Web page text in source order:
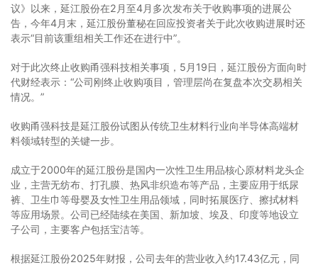
议》以来，延江股份在2月至4月多次发布关于收购事项的进展公
告，今年4月末，延江股份董秘在回应投资者关于此次收购进展时还
表示“目前该重组相关工作还在进行中”。
对于此次终止收购甬强科技相关事项，5月19日，延江股份方面向时
代财经表示：“公司刚终止收购项目，管理层尚在复盘本次交易相关
情况。”
收购甬强科技是延江股份试图从传统卫生材料行业向半导体高端材
料领域转型的关键一步。
成立于2000年的延江股份是国内一次性卫生用品核心原材料龙头企
业，主营无纺布、打孔膜、热风非织造布等产品，主要应用于纸尿
裤、卫生巾等母婴及女性卫生用品领域，同时拓展医疗、擦拭材料
等应用场景。公司已经陆续在美国、新加坡、埃及、印度等地设立
子公司，主要客户包括宝洁等。
根据延江股份2025年财报，公司去年的营业收入约17.43亿元，同